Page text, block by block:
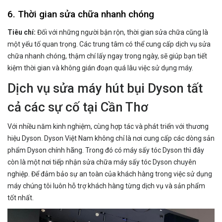
6. Thời gian sửa chữa nhanh chóng
Tiêu chí: Đối với những người bận rộn, thời gian sửa chữa cũng là
một yếu tố quan trọng. Các trung tâm có thể cung cấp dịch vụ sửa
chữa nhanh chóng, thậm chí lấy ngay trong ngày, sẽ giúp bạn tiết
kiệm thời gian và không gián đoạn quá lâu việc sử dụng máy.
Dịch vụ sửa máy hút bụi Dyson tất
cả các sự cố tại Cần Thơ
Với nhiều năm kinh nghiệm, cùng hợp tác và phát triển với thương
hiệu Dyson. Dyson Việt Nam không chỉ là nơi cung cấp các dòng sản
phẩm Dyson chính hãng. Trong đó có máy sấy tóc Dyson thì đây
còn là một nơi tiếp nhận sửa chữa máy sấy tóc Dyson chuyên
nghiệp. Để đảm bảo sự an toàn của khách hàng trong việc sử dụng
máy chúng tôi luôn hỗ trợ khách hàng từng dịch vụ và sản phẩm
tốt nhất.